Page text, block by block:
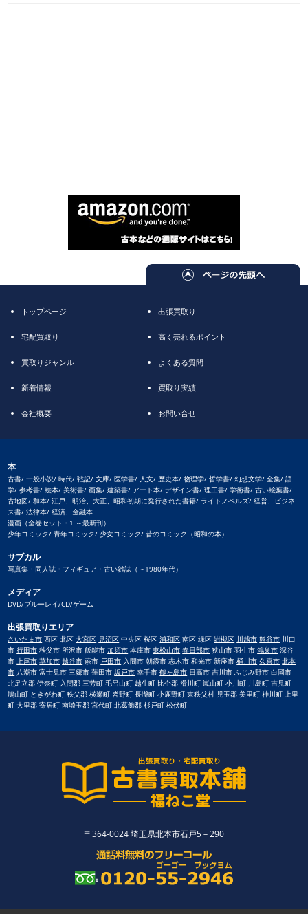
トップページ 出張買取り
宅配買取り 高く売れるポイント
買取りジャンル よくある質問
新着情報 買取り実績
会社概要 お問い合せ
本
古書/ 一般小説/ 時代/ 戦記/ 文庫/ 医学書/ 人文/ 歴史本/ 物理学/ 哲学書/ 幻想文学/ 全集/ 語
学/ 参考書/ 絵本/ 美術書/ 画集/ 建築書/ アート本/ デザイン書/ 理工書/ 学術書/ 古い絵葉書/
古地図/ 和本/ 江戸、明治、大正、昭和初期に発行された書籍/ ライトノベルズ/ 経営、ビジネ
ス書/ 法律本/ 経済、金融本
漫画（全巻セット・1 ～最新刊）
少年コミック/ 青年コミック/ 少女コミック/ 昔のコミック（昭和の本）
サブカル
写真集・同人誌・フィギュア・古い雑誌（～1980年代）
メディア
DVD/ブルーレイ/CD/ゲーム
出張買取りエリア
さいたま市 西区 北区大宮区 見沼区 中央区 桜区浦和区 南区 緑区岩槻区 川越市 熊谷市 川口
市行田市 秩父市 所沢市 飯能市加須市 本庄市東松山市 春日部市 狭山市 羽生市鴻巣市 深谷
市上尾市 草加市 越谷市 蕨市 戸田市 入間市 朝霞市 志木市 和光市 新座市桶川市 久喜市 北本
市 八潮市 富士見市 三郷市 蓮田市坂戸市 幸手市鶴ヶ島市 日高市 吉川市 ふじみ野市 白岡市
北足立郡 伊奈町 入間郡 三芳町 毛呂山町 越生町 比企郡 滑川町 嵐山町 小川町 川島町 吉見町
鳩山町 ときがわ町 秩父郡 横瀬町 皆野町 長瀞町 小鹿野町 東秩父村 児玉郡 美里町 神川町 上里
町 大里郡 寄居町 南埼玉郡 宮代町 北葛飾郡 杉戸町 松伏町
〒364-0024 埼玉県北本市石戸5－290